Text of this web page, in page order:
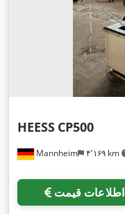
Mannheim ۴٬۱۶۹ km
HEESS CP500
اطلاعات قیمت